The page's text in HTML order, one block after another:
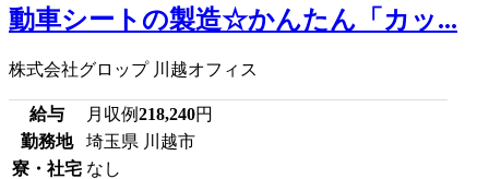
動車シートの製造☆かんたん「カッ...
株式会社グロップ 川越オフィス
給与 月収例218,240円
勤務地
埼玉県 川越市
寮・社宅 なし